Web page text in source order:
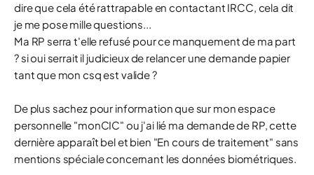
dire que cela été rattrapable en contactant IRCC, cela dit
je me pose mille questions...
Ma RP serra t'elle refusé pour ce manquement de ma part
? si oui serrait il judicieux de relancer une demande papier
tant que mon csq est valide ?
De plus sachez pour information que sur mon espace
personnelle "monCIC" ou j'ai lié ma demande de RP, cette
dernière apparaît bel et bien "En cours de traitement" sans
mentions spéciale concernant les données biométriques.